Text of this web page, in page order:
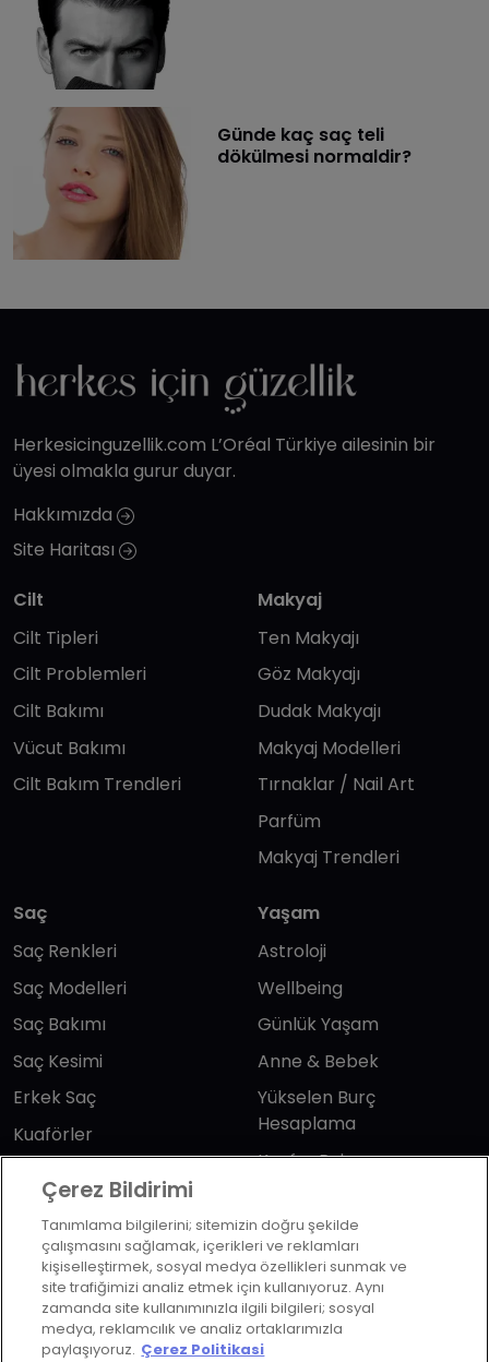
Günde kaç saç teli
dökülmesi normaldir?
Herkesicinguzellik.com L’Oréal Türkiye ailesinin bir
üyesi olmakla gurur duyar.
Hakkımızda
Site Haritası
Cilt
Cilt Tipleri
Cilt Problemleri
Cilt Bakımı
Vücut Bakımı
Cilt Bakım Trendleri
Makyaj
Ten Makyajı
Göz Makyajı
Dudak Makyajı
Makyaj Modelleri
Tırnaklar / Nail Art
Parfüm
Makyaj Trendleri
Saç
Saç Renkleri
Saç Modelleri
Saç Bakımı
Saç Kesimi
Erkek Saç
Kuaförler
Yaşam
Astroloji
Wellbeing
Günlük Yaşam
Anne & Bebek
Yükselen Burç
Hesaplama
Kuafor Bulma
Bizi takip edin
Çerez Bildirimi
Tanımlama bilgilerini; sitemizin doğru şekilde
çalışmasını sağlamak, içerikleri ve reklamları
kişiselleştirmek, sosyal medya özellikleri sunmak ve
site trafiğimizi analiz etmek için kullanıyoruz. Aynı
zamanda site kullanımınızla ilgili bilgileri; sosyal
medya, reklamcılık ve analiz ortaklarımızla
paylaşıyoruz. Çerez Politikasi